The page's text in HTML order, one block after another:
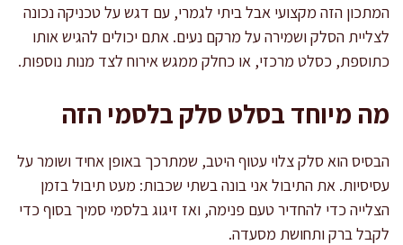
המתכון הזה מקצועי אבל ביתי לגמרי, עם דגש על טכניקה נכונה
לצליית הסלק ושמירה על מרקם נעים. אתם יכולים להגיש אותו
כתוספת, כסלט מרכזי, או כחלק ממגש אירוח לצד מנות נוספות.
מה מיוחד בסלט סלק בלסמי הזה
הבסיס הוא סלק צלוי עטוף היטב, שמתרכך באופן אחיד ושומר על
עסיסיות. את התיבול אני בונה בשתי שכבות: מעט תיבול בזמן
הצלייה כדי להחדיר טעם פנימה, ואז זיגוג בלסמי סמיך בסוף כדי
לקבל ברק ותחושת מסעדה.